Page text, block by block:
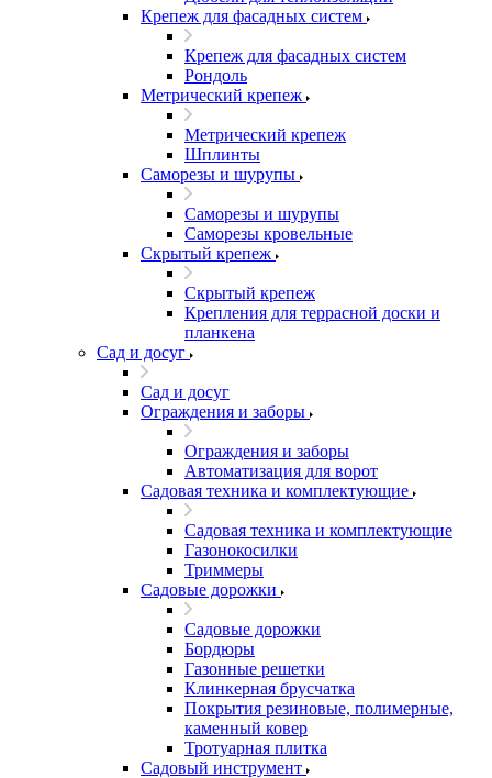
Крепеж для фасадных систем
Крепеж для фасадных систем
Рондоль
Метрический крепеж
Метрический крепеж
Шплинты
Саморезы и шурупы
Саморезы и шурупы
Саморезы кровельные
Скрытый крепеж
Скрытый крепеж
Крепления для террасной доски и
планкена
Сад и досуг
Сад и досуг
Ограждения и заборы
Ограждения и заборы
Автоматизация для ворот
Садовая техника и комплектующие
Садовая техника и комплектующие
Газонокосилки
Триммеры
Садовые дорожки
Садовые дорожки
Бордюры
Газонные решетки
Клинкерная брусчатка
Покрытия резиновые, полимерные,
каменный ковер
Тротуарная плитка
Садовый инструмент